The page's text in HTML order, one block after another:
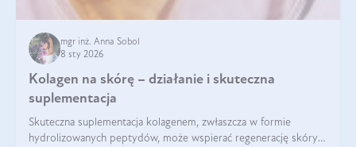
mgr inż. Anna Sobol
8 sty 2026
Kolagen na skórę – działanie i skuteczna
suplementacja
Skuteczna suplementacja kolagenem, zwłaszcza w formie
hydrolizowanych peptydów, może wspierać regenerację skóry i